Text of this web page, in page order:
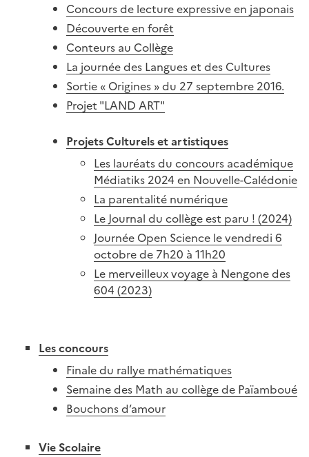
Concours de lecture expressive en japonais
Découverte en forêt
Conteurs au Collège
La journée des Langues et des Cultures
Sortie « Origines » du 27 septembre 2016.
Projet "LAND ART"
Projets Culturels et artistiques
Les lauréats du concours académique
Médiatiks 2024 en Nouvelle-Calédonie
La parentalité numérique
Le Journal du collège est paru ! (2024)
Journée Open Science le vendredi 6
octobre de 7h20 à 11h20
Le merveilleux voyage à Nengone des
604 (2023)
Les concours
Finale du rallye mathématiques
Semaine des Math au collège de Païamboué
Bouchons d’amour
Vie Scolaire